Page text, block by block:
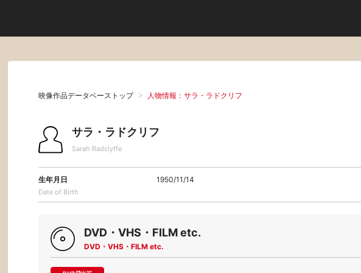
映像作品データベーストップ 人物情報：サラ・ラドクリフ
サラ・ラドクリフ
Sarah Radclyffe
生年月日
Date of Birth
1950/11/14
DVD・VHS・FILM etc.
DVD・VHS・FILM etc.